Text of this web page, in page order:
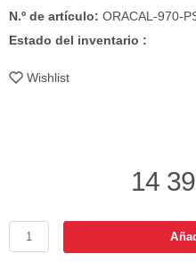
N.º de artículo: ORACAL-970-
Estado del inventario :
Wishlist
14